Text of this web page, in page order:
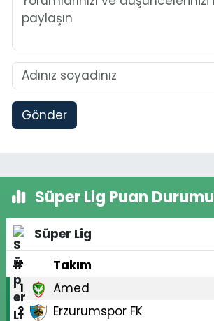
Gönder
Süper Lig Puan Durumu
Süper Lig
#
Takım
1 Amed
2 Erzurumspor FK